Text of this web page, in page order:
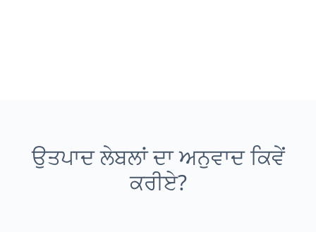
ਉਤਪਾਦ ਲੇਬਲਾਂ ਦਾ ਅਨੁਵਾਦ ਕਿਵੇਂ
ਕਰੀਏ?